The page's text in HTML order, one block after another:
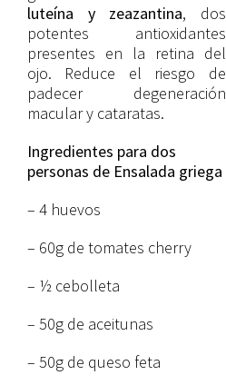
luteína y zeazantina, dos
potentes antioxidantes
presentes en la retina del
ojo. Reduce el riesgo de
padecer degeneración
macular y cataratas.
Ingredientes para dos
personas de Ensalada griega
– 4 huevos
– 60g de tomates cherry
– ½ cebolleta
– 50g de aceitunas
– 50g de queso feta